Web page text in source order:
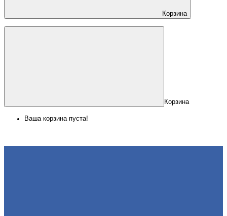
Корзина
Корзина
Ваша корзина пуста!